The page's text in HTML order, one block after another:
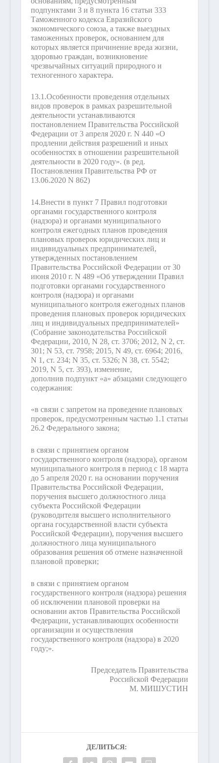
подпунктами 3 и 8 пункта 16 статьи 333
Таможенного кодекса Евразийского
экономического союза, а также выездных
таможенных проверок, основанием для
которых является причинение вреда жизни,
здоровью граждан, возникновение
чрезвычайных ситуаций природного и
техногенного характера.
13.1.Особенности проведения отдельных
видов проверок в рамках разрешительной
деятельности устанавливаются
постановлением Правительства Российской
Федерации от 3 апреля 2020 г. N 440 «О
продлении действия разрешений и иных
особенностях в отношении разрешительной
деятельности в 2020 году». (в ред.
Постановления Правительства РФ от
13.06.2020 N 862)
14.Внести в пункт 7 Правил подготовки
органами государственного контроля
(надзора) и органами муниципального
контроля ежегодных планов проведения
плановых проверок юридических лиц и
индивидуальных предпринимателей,
утвержденных постановлением
Правительства Российской Федерации от 30
июня 2010 г. N 489 «Об утверждении Правил
подготовки органами государственного
контроля (надзора) и органами
муниципального контроля ежегодных планов
проведения плановых проверок юридических
лиц и индивидуальных предпринимателей»
(Собрание законодательства Российской
Федерации, 2010, N 28, ст. 3706; 2012, N 2, ст.
301; N 53, ст. 7958; 2015, N 49, ст. 6964; 2016,
N 1, ст. 234; N 35, ст. 5326; N 38, ст. 5542;
2019, N 5, ст. 393), изменение,
дополнив подпункт «а» абзацами следующего
содержания:
«в связи с запретом на проведение плановых
проверок, предусмотренным частью 1.1 статьи
26.2 Федерального закона;
в связи с принятием органом
государственного контроля (надзора), органом
муниципального контроля в период с 18 марта
до 5 апреля 2020 г. на основании поручения
Правительства Российской Федерации,
поручения высшего должностного лица
субъекта Российской Федерации
(руководителя высшего исполнительного
органа государственной власти субъекта
Российской Федерации), поручения высшего
должностного лица муниципального
образования решения об отмене назначенной
плановой проверки;
в связи с принятием органом
государственного контроля (надзора) решения
об исключении плановой проверки на
основании актов Правительства Российской
Федерации, устанавливающих особенности
организации и осуществления
государственного контроля (надзора) в 2020
году;».
Председатель Правительства
Российской Федерации
М. МИШУСТИН
ДЕЛИТЬСЯ: